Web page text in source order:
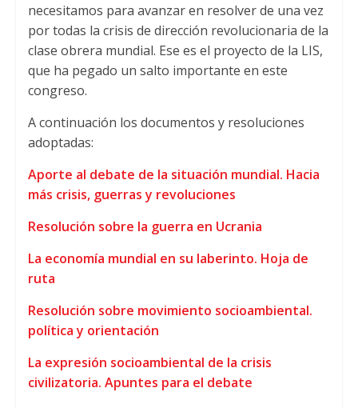
necesitamos para avanzar en resolver de una vez
por todas la crisis de dirección revolucionaria de la
clase obrera mundial. Ese es el proyecto de la LIS,
que ha pegado un salto importante en este
congreso.
A continuación los documentos y resoluciones
adoptadas:
Aporte al debate de la situación mundial. Hacia
más crisis, guerras y revoluciones
Resolución sobre la guerra en Ucrania
La economía mundial en su laberinto. Hoja de
ruta
Resolución sobre movimiento socioambiental.
política y orientación
La expresión socioambiental de la crisis
civilizatoria. Apuntes para el debate